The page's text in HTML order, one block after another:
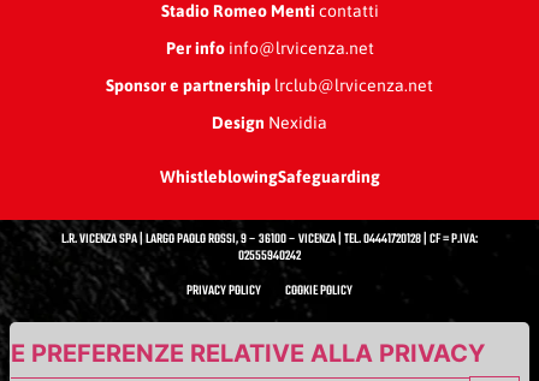
Stadio Romeo Menti contatti
Per infoinfo@lrvicenza.net
Sponsor e partnership lrclub@lrvicenza.net
Design Nexidia
WhistleblowingSafeguarding
L.R. VICENZA SPA | LARGO PAOLO ROSSI, 9 – 36100 – VICENZA | TEL. 04441720128 | CF = P.IVA:
02555940242
PRIVACY POLICY
COOKIE POLICY
PREFERENZE RELATIVE ALLA PRIVACY